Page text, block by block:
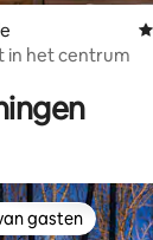
4,94 op 5, 127
in het centrum
van gasten
gasten